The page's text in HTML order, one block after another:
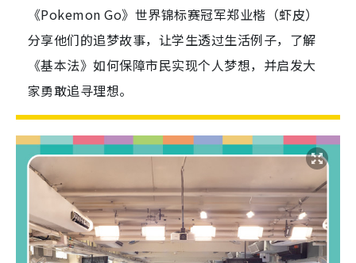
《Pokemon Go》世界锦标赛冠军郑业楷（虾皮）
分享他们的追梦故事，让学生透过生活例子，了解
《基本法》如何保障市民实现个人梦想，并启发大
家勇敢追寻理想。